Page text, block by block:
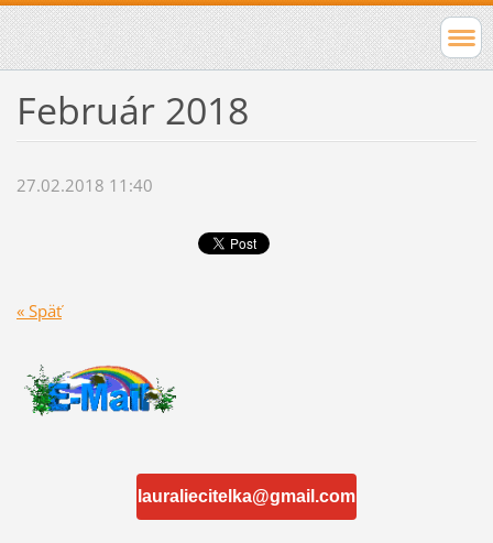
Február 2018
27.02.2018 11:40
« Späť
lauraliecitelka@gmail.com